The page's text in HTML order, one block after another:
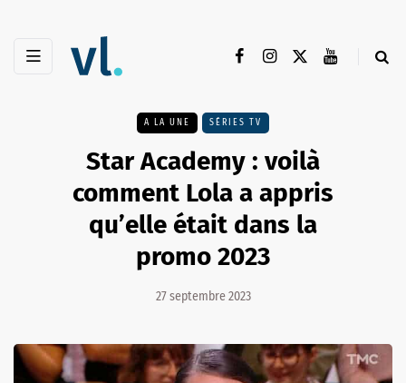
A LA UNE SÉRIES TV
Star Academy : voilà
comment Lola a appris
qu’elle était dans la
promo 2023
27 septembre 2023